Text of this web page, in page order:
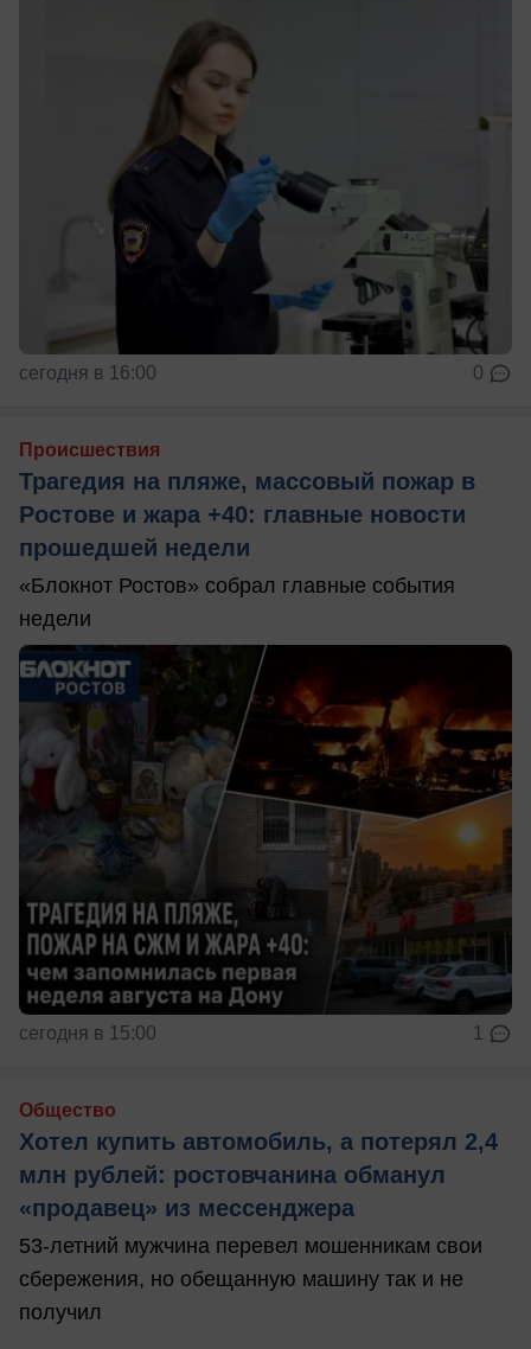
сегодня в 16:00 0
Происшествия
Трагедия на пляже, массовый пожар в
Ростове и жара +40: главные новости
прошедшей недели
«Блокнот Ростов» собрал главные события
недели
сегодня в 15:00 1
Общество
Хотел купить автомобиль, а потерял 2,4
млн рублей: ростовчанина обманул
«продавец» из мессенджера
53-летний мужчина перевел мошенникам свои
сбережения, но обещанную машину так и не
получил